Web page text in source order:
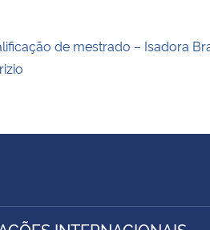
de mestrado – Isadora